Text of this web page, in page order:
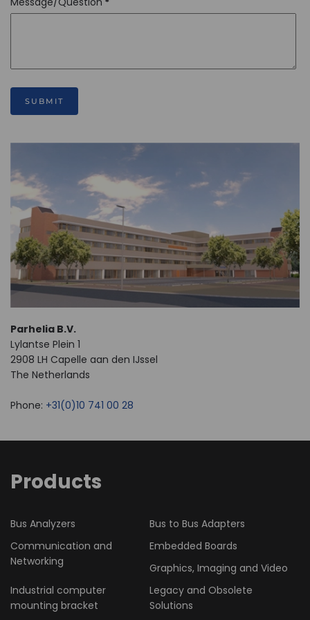
SUBMIT
Parhelia B.V.
Lylantse Plein 1
2908 LH Capelle aan den IJssel
The Netherlands
Phone: +31(0)10 741 00 28
Products
Bus Analyzers
Bus to Bus Adapters
Communication and
Networking
Embedded Boards
Graphics, Imaging and Video
Industrial computer
mounting bracket
Legacy and Obsolete
Solutions